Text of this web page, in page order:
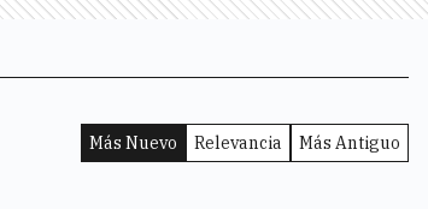
Más Nuevo Relevancia Más Antiguo